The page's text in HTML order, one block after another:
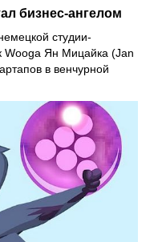
бизнес-ангелом
студии-
Wooga Ян Мицайка (Jan
в венчурной